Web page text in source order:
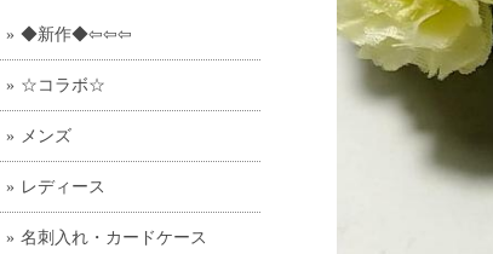
◆新作◆⇦⇦⇦
☆コラボ☆
メンズ
レディース
名刺入れ・カードケース